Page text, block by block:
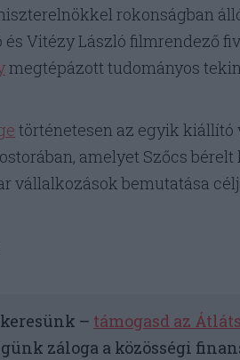
rokonságban
Vitézy László filmrendező
megtépázott tudományos
történetesen az egyik kiállító
amelyet Szőcs
vállalkozások bemutatása
– támogasd az
záloga a közösségi